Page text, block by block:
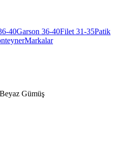
40Garson 36-40Filet 31-35Patik
Markalar
Gümüş